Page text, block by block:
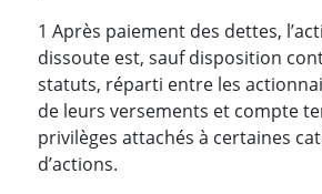
1 Après paiement des dettes,
dissoute est, sauf disposition
statuts, réparti entre les
de leurs versements et compte
privilèges attachés à certaines
d’actions.